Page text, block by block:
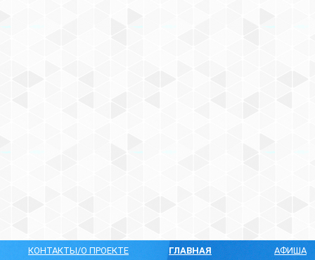
КОНТАКТЫ/О ПРОЕКТЕ
ГЛАВНАЯ
АФИША